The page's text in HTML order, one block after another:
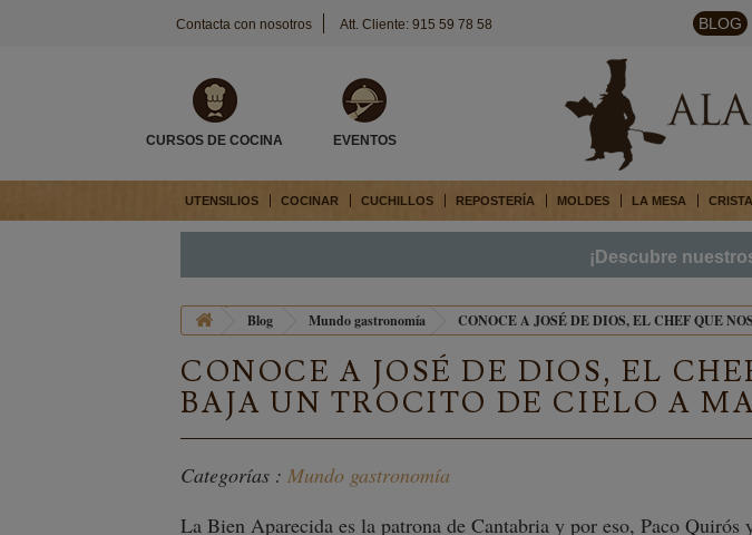
Contacta con nosotros Att. Cliente: 915 59 78 58 BLOG
CURSOS DE COCINA EVENTOS
UTENSILIOS COCINAR CUCHILLOS REPOSTERÍA MOLDES LA MESA
¡Descubre
Blog Mundo gastronomía CONOCE A JOSÉ DE DIOS, EL CHEF QUE
CONOCE A JOSÉ DE DIOS, EL
BAJA UN TROCITO DE CIELO A
Categorías : Mundo gastronomía
La Bien Aparecida es la patrona de Cantabria y por eso, Paco Quirós